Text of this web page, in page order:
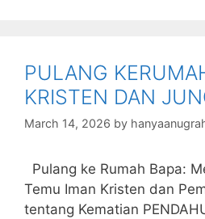
PULANG
KRISTEN DAN
March 14, 2026 by
Pulang ke Rumah Bapa:
Temu Iman Kristen dan
tentang Kematian